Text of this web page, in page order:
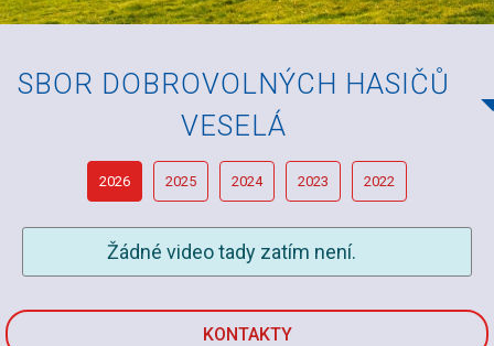
KONTAKTY
SBOR DOBROVOLNÝCH HASIČŮ
VESELÁ
2026 2025 2024 2023 2022
Žádné video tady zatím není.